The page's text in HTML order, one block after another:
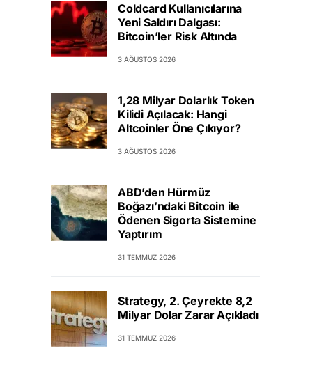
Coldcard Kullanıcılarına
Yeni Saldırı Dalgası:
Bitcoin’ler Risk Altında
3 AĞUSTOS 2026
1,28 Milyar Dolarlık Token
Kilidi Açılacak: Hangi
Altcoinler Öne Çıkıyor?
3 AĞUSTOS 2026
ABD’den Hürmüz
Boğazı’ndaki Bitcoin ile
Ödenen Sigorta Sistemine
Yaptırım
31 TEMMUZ 2026
Strategy, 2. Çeyrekte 8,2
Milyar Dolar Zarar Açıkladı
31 TEMMUZ 2026